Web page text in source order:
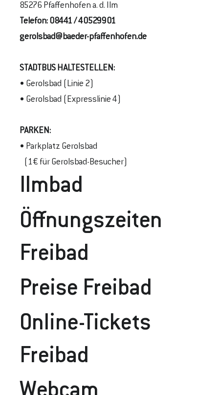
85276 Pfaffenhofen a. d. Ilm
Telefon: 08441 / 40529901
gerolsbad@baeder-pfaffenhofen.de
STADTBUS HALTESTELLEN:
• Gerolsbad (Linie 2)
• Gerolsbad (Expresslinie 4)
PARKEN:
• Parkplatz Gerolsbad
(1€ für Gerolsbad-Besucher)
Ilmbad
Öffnungszeiten
Freibad
Preise FreiBad
Online-Tickets
Freibad